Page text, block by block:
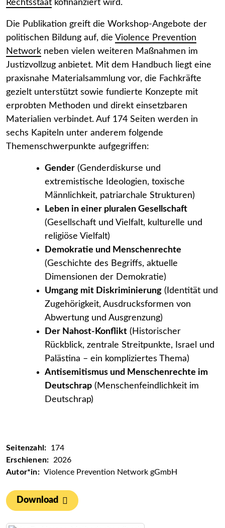
Rechtsstaat kofinanziert wird.
Die Publikation greift die Workshop-Angebote der
politischen Bildung auf, die Violence Prevention
Network neben vielen weiteren Maßnahmen im
Justizvollzug anbietet. Mit dem Handbuch liegt eine
praxisnahe Materialsammlung vor, die Fachkräfte
gezielt unterstützt sowie fundierte Konzepte mit
erprobten Methoden und direkt einsetzbaren
Materialien verbindet. Auf 174 Seiten werden in
sechs Kapiteln unter anderem folgende
Themenschwerpunkte aufgegriffen:
Gender (Genderdiskurse und
extremistische Ideologien, toxische
Männlichkeit, patriarchale Strukturen)
Leben in einer pluralen Gesellschaft
(Gesellschaft und Vielfalt, kulturelle und
religiöse Vielfalt)
Demokratie und Menschenrechte
(Geschichte des Begriffs, aktuelle
Dimensionen der Demokratie)
Umgang mit Diskriminierung (Identität und
Zugehörigkeit, Ausdrucksformen von
Abwertung und Ausgrenzung)
Der Nahost-Konflikt (Historischer
Rückblick, zentrale Streitpunkte, Israel und
Palästina – ein kompliziertes Thema)
Antisemitismus und Menschenrechte im
Deutschrap (Menschenfeindlichkeit im
Deutschrap)
Seitenzahl:
174
Erschienen:
2026
Autor*in: Violence Prevention Network gGmbH
Download